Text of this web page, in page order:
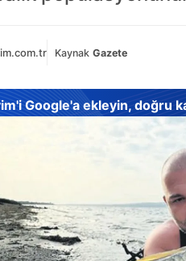
Kaynak Gazete
Google'a ekleyin, doğru